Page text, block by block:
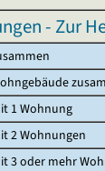
- Zur
1 Wohnung
2 Wohnungen
3 oder mehr